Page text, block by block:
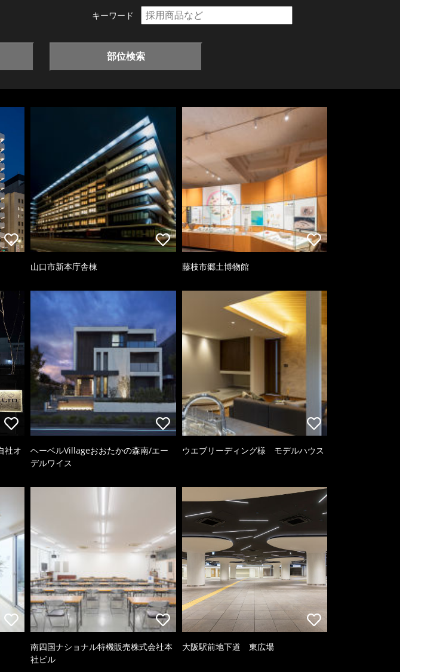
キーワード
部位検索
山口市新本庁舎棟 藤枝市郷土博物館
社オ
ヘーベルVillageおおたかの森南/エー
デルワイス
ウエブリーディング様 モデルハウス
南四国ナショナル特機販売株式会社本
社ビル
大阪駅前地下道 東広場